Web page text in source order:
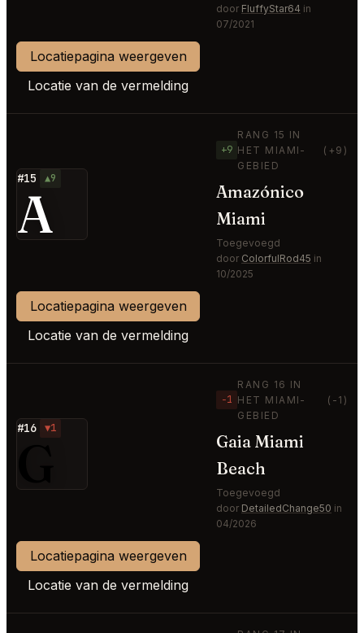
door FluffyStar64 in
07/2021
Locatiepagina weergeven
Locatie van de vermelding
#15 ▲9
A
+9
RANG 15 IN
HET MIAMI-
GEBIED
(+9)
Amazónico
Miami
Toegevoegd
door ColorfulRod45 in
10/2025
Locatiepagina weergeven
Locatie van de vermelding
#16 ▼1
−1
RANG 16 IN
HET MIAMI-
GEBIED
(-1)
Gaia Miami
Beach
Toegevoegd
door DetailedChange50 in
04/2026
Locatiepagina weergeven
Locatie van de vermelding